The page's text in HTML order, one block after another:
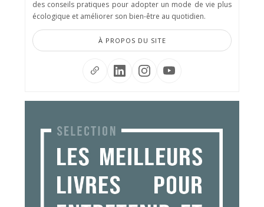
des conseils pratiques pour adopter un mode de vie plus
écologique et améliorer son bien-être au quotidien.
À PROPOS DU SITE